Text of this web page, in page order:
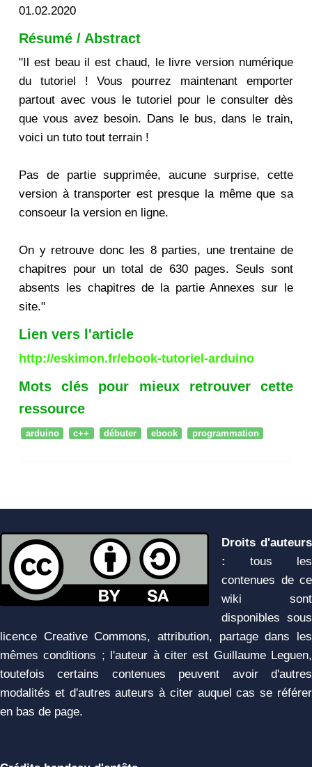
01.02.2020
Résumé / Abstract
"Il est beau il est chaud, le livre version numérique
du tutoriel ! Vous pourrez maintenant emporter
partout avec vous le tutoriel pour le consulter dès
que vous avez besoin. Dans le bus, dans le train,
voici un tuto tout terrain !
Pas de partie supprimée, aucune surprise, cette
version à transporter est presque la même que sa
consoeur la version en ligne.
On y retrouve donc les 8 parties, une trentaine de
chapitres pour un total de 630 pages. Seuls sont
absents les chapitres de la partie Annexes sur le
site."
Lien vers l'article
http://eskimon.fr/ebook-tutoriel-arduino
Mots clés pour mieux retrouver cette
ressource
arduino c++ débuter ebook programmation
Droits d'auteurs
:
tous les
contenues de ce
wiki sont
disponibles sous
licence Creative Commons, attribution, partage dans les
mêmes conditions ; l'auteur à citer est Guillaume Leguen,
toutefois certains contenues peuvent avoir d'autres
modalités et d'autres auteurs à citer auquel cas se référer
en bas de page.